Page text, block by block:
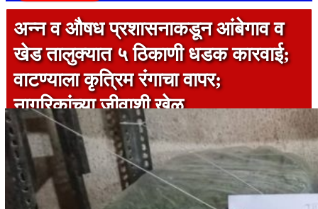
अन्न व औषध प्रशासनाकडून आंबेगाव व
खेड तालुक्यात ५ ठिकाणी धडक कारवाई;
वाटण्याला कृत्रिम रंगाचा वापर;
नागरिकांच्या जीवाशी खेळ
1 min read